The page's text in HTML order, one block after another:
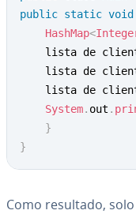
public static void
HashMap<
lista de
lista de
lista de
System. out .
}
}
Como resultado,